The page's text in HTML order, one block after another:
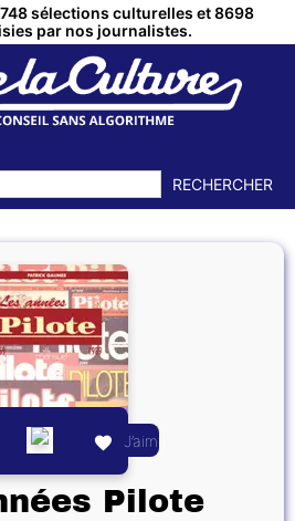
sélections culturelles et 8698
par nos journalistes.
RECHERCHER
J’aime
Pilote